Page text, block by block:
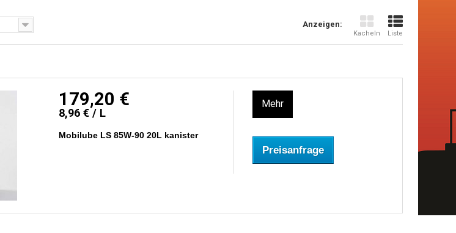
Anzeigen:
Kacheln Liste
179,20 €
8,96 € / L
Mobilube LS 85W-90 20L kanister
Mehr
Preisanfrage